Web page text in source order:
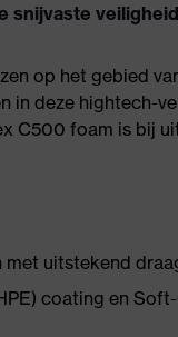
snijvaste
op het gebied
in deze hightech-
C500 foam is bij
met uitstekend
coating en